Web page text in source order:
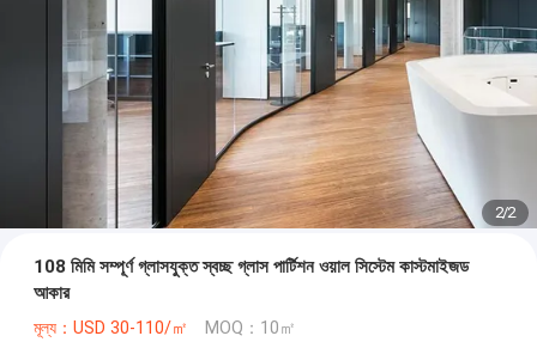
2/2
108 মিমি সম্পূর্ণ গ্লাসযুক্ত স্বচ্ছ গ্লাস পার্টিশন ওয়াল সিস্টেম কাস্টমাইজড
আকার
মূল্য：USD 30-110/㎡ MOQ：10㎡